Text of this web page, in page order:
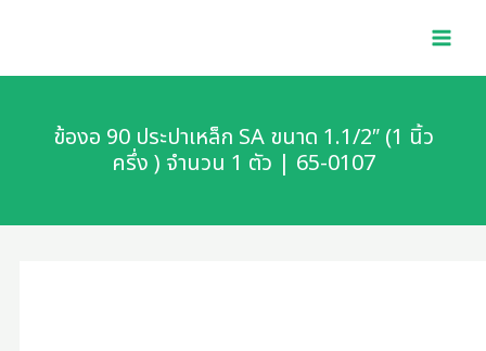
content
ข้องอ 90 ประปาเหล็ก SA ขนาด 1.1/2″ (1 นิ้ว
ครึ่ง ) จำนวน 1 ตัว | 65-0107
90
เหล็ก